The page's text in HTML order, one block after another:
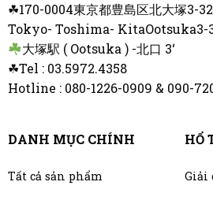
☘170-0004東京都豊島区北大塚3-
Tokyo- Toshima- KitaOotsuka3-
大塚駅 ( Ootsuka ) -北口 3‘
☘Tel : 03.5972.4358
Hotline : 080-1226-0909 & 090-
DANH MỤC CHÍNH
Tất cả sản phẩm
HỔ
Giải